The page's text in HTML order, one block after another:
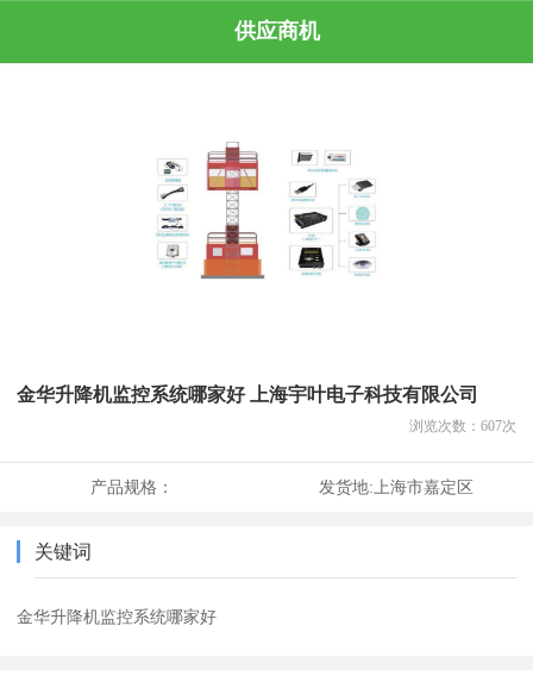
供应商机
金华升降机监控系统哪家好 上海宇叶电子科技有限公司
浏览次数： 607次
产品规格： 发货地:上海市嘉定区
关键词
金华升降机监控系统哪家好